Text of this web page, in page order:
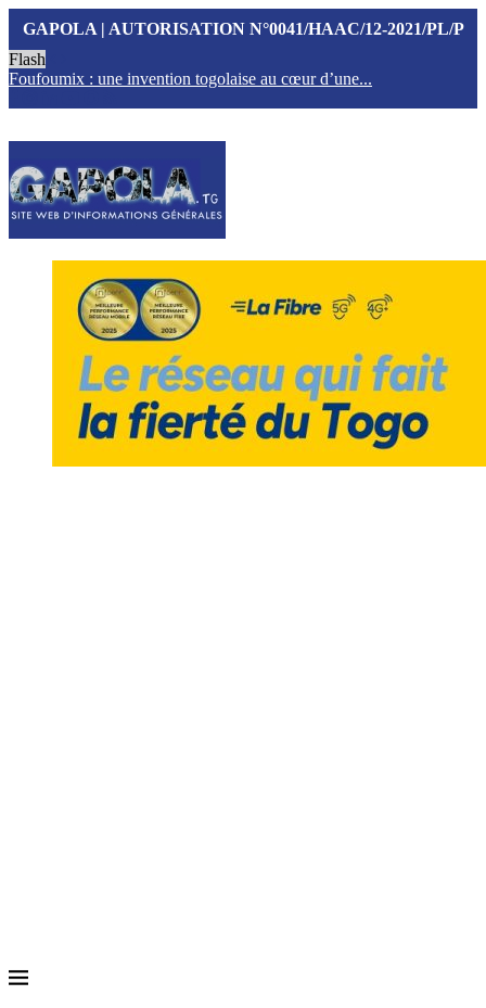
GAPOLA | AUTORISATION N°0041/HAAC/12-2021/PL/P
Flash
Foufoumix : une invention togolaise au cœur d’une...